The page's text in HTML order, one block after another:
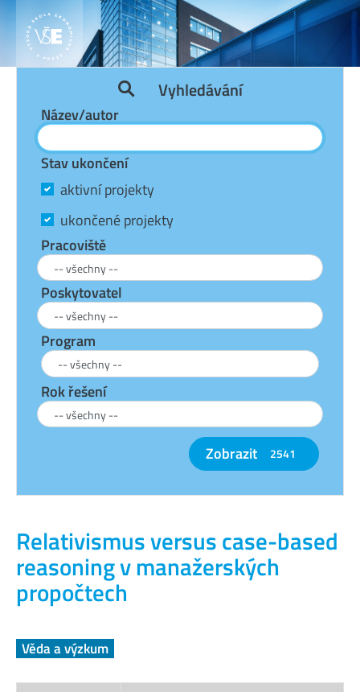
Relativismus versus case-based
reasoning v manažerských
propočtech
Věda a výzkum
Vyhledávání
Název/autor
Stav ukončení
aktivní projekty
ukončené projekty
Pracoviště
Poskytovatel
Program
Rok řešení
Zobrazit 2541